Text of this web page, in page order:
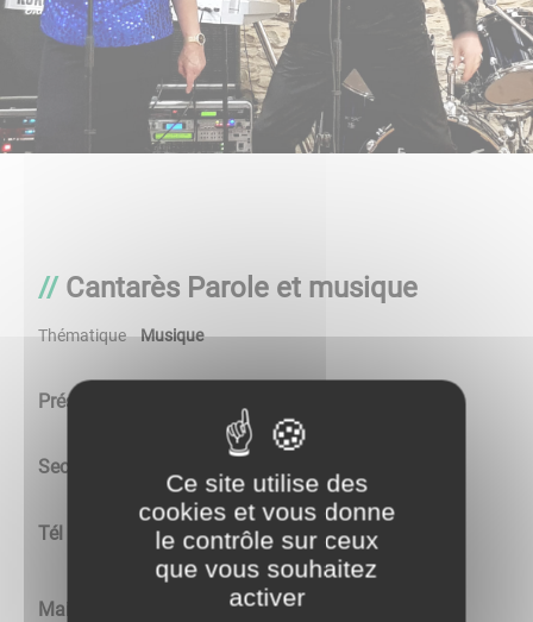
Cantarès Parole et musique
Thématique Musique
Présidente
Secrétaire/Trésorière
Tél : 06.15.28.51.69
Mail : cantares27music@gmail.com
Ce site utilise des
cookies et vous donne
le contrôle sur ceux
que vous souhaitez
activer